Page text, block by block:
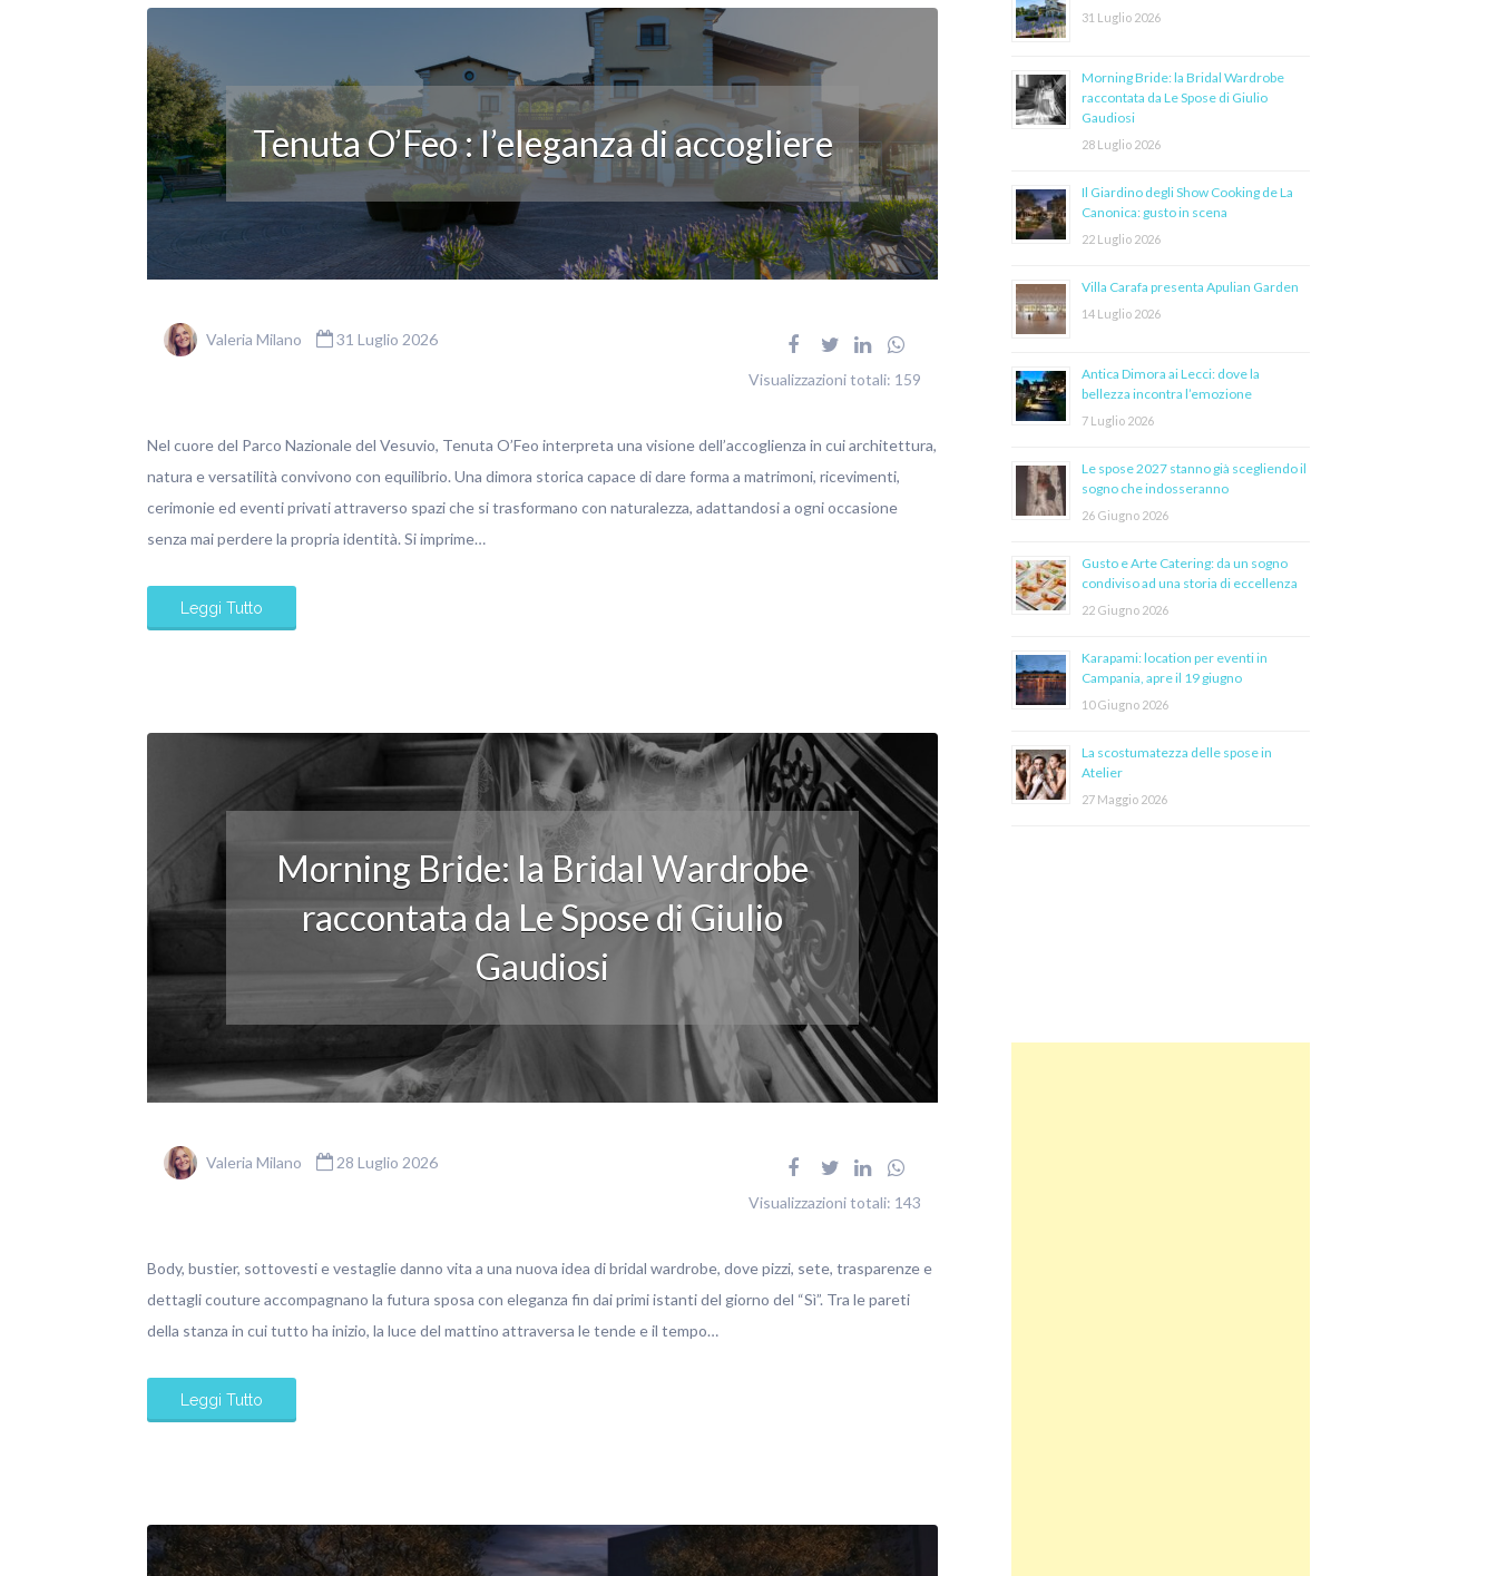
Tenuta O’Feo : l’eleganza di accogliere
Valeria Milano 31 Luglio 2026
Visualizzazioni totali: 159
Nel cuore del Parco Nazionale del Vesuvio, Tenuta O’Feo interpreta una visione dell’accoglienza in cui architettura,
natura e versatilità convivono con equilibrio. Una dimora storica capace di dare forma a matrimoni, ricevimenti,
cerimonie ed eventi privati attraverso spazi che si trasformano con naturalezza, adattandosi a ogni occasione
senza mai perdere la propria identità. Si imprime…
Leggi Tutto
Morning Bride: la Bridal Wardrobe
raccontata da Le Spose di Giulio
Gaudiosi
Valeria Milano 28 Luglio 2026
Visualizzazioni totali: 143
Body, bustier, sottovesti e vestaglie danno vita a una nuova idea di bridal wardrobe, dove pizzi, sete, trasparenze e
dettagli couture accompagnano la futura sposa con eleganza fin dai primi istanti del giorno del “Sì”. Tra le pareti
della stanza in cui tutto ha inizio, la luce del mattino attraversa le tende e il tempo…
Leggi Tutto
31 Luglio 2026
Morning Bride: la Bridal Wardrobe
raccontata da Le Spose di Giulio
Gaudiosi
28 Luglio 2026
Il Giardino degli Show Cooking de La
Canonica: gusto in scena
22 Luglio 2026
Villa Carafa presenta Apulian Garden
14 Luglio 2026
Antica Dimora ai Lecci: dove la
bellezza incontra l’emozione
7 Luglio 2026
Le spose 2027 stanno già scegliendo il
sogno che indosseranno
26 Giugno 2026
Gusto e Arte Catering: da un sogno
condiviso ad una storia di eccellenza
22 Giugno 2026
Karapami: location per eventi in
Campania, apre il 19 giugno
10 Giugno 2026
La scostumatezza delle spose in
Atelier
27 Maggio 2026